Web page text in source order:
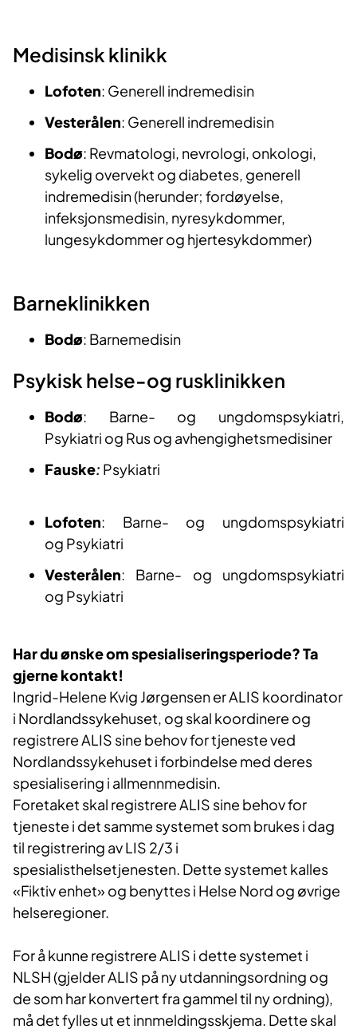
Medisinsk​ klini​​kk
Lofoten: Generell indremedisin
Vesterålen: Generell indremedisin
Bodø: Revmatologi, nevrologi, onkologi​,
sykelig overvekt og diabetes, generell
indremedisin (herunder; fordøyelse,
infeksjonsmedisin, nyresykdommer,
lungesykdommer og hjertesykdommer)
Barnek​​linikke​n
Bodø: Barnemedisin​
Psykisk helse-og r​usklinikken​
Bodø:
Barne- og ungdomspsykiatri,
Psykiatri og Rus og avhengighetsmedisiner
Fauske: Psykiatri
Lofoten:
Barne- og ungdomspsykiatri
og Psykiatri
Vesterålen:
Barne- og ungdomspsykiatri
og Psykiatr​​i
Har du ønske om spesialiseringsperiode? Ta
gjerne kontakt!
Ingrid-Helene Kvig Jørgensen er ALIS koordinator
i Nordlandssykehuset, og skal koordinere og
registrere ALIS sine behov for tjeneste ved
Nordlandssykehuset i forbindelse med deres
spesialisering i allmennmedisin. ​
Foretaket skal registrere ALIS sine behov for
tjeneste i det samme systemet som brukes i dag
til registrering av LIS 2/3 i
spesialisthelsetjenesten. Dette systemet kalles
«Fiktiv enhet» og benyttes i Helse Nord og øvrige
helseregioner.
For å kunne registrere ALIS i dette systemet i
NLSH (gjelder ALIS på ny utdanningsordning og
de som har konvertert fra gammel til ny ordning),
må det fylles ut et innmeldingsskjema. Dette skal